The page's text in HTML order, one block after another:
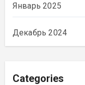
Январь 2025
Декабрь 2024
Categories